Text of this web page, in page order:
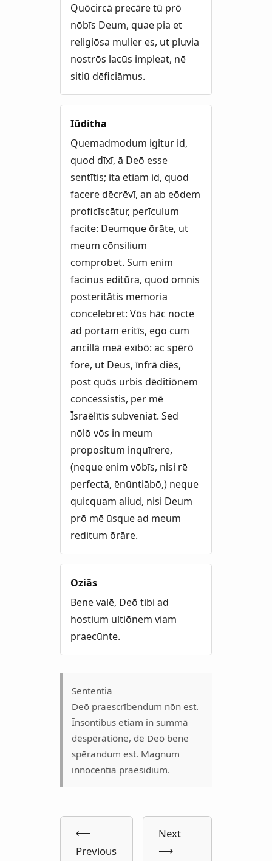
Quōcircā precāre tū prō
nōbīs Deum, quae pia et
religiōsa mulier es, ut pluvia
nostrōs lacūs impleat, nē
sitiū dēficiāmus.
Iūditha
Quemadmodum igitur id,
quod dīxī, ā Deō esse
sentītis; ita etiam id, quod
facere dēcrēvī, an ab eōdem
proficīscātur, perīculum
facite: Deumque ōrāte, ut
meum cōnsilium
comprobet. Sum enim
facinus editūra, quod omnis
posteritātis memoria
concelebret: Vōs hāc nocte
ad portam eritīs, ego cum
ancillā meā exībō: ac spērō
fore, ut Deus, īnfrā diēs,
post quōs urbis dēditiōnem
concessistis, per mē
Īsraēlītīs subveniat. Sed
nōlō vōs in meum
propositum inquīrere,
(neque enim vōbīs, nisi rē
perfectā, ēnūntiābō,) neque
quicquam aliud, nisi Deum
prō mē ūsque ad meum
reditum ōrāre.
Oziās
Bene valē, Deō tibi ad
hostium ultiōnem viam
praecūnte.
Sententia
Deō praescrībendum nōn est.
Īnsontibus etiam in summā
dēspērātiōne, dē Deō bene
spērandum est. Magnum
innocentia praesidium.
⟵
Previous
Next
⟶